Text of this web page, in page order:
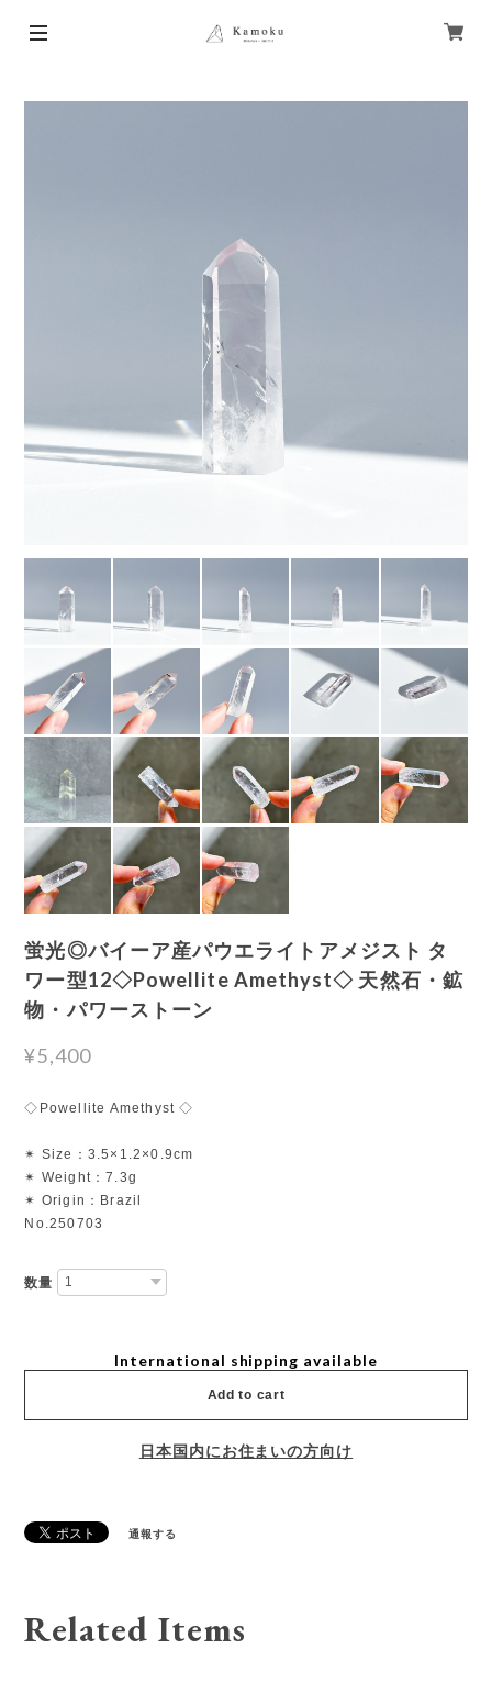
蛍光◎バイーア産パウエライトアメジスト タ
ワー型12◇Powellite Amethyst◇ 天然石・鉱
物・パワーストーン
¥5,400
◇Powellite Amethyst ◇
✴︎ Size：3.5×1.2×0.9cm
✴︎ Weight：7.3g
✴︎ Origin：Brazil
No.250703
数量
International shipping available
Add to cart
日本国内にお住まいの方向け
通報する
Related Items